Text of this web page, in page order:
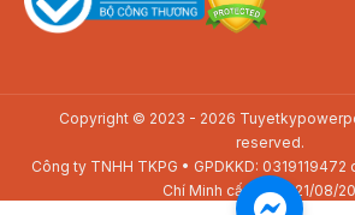
Copyright © 2023 - 2026
reserved.
Công ty TNHH TKPG • GPDKKD: 0319119472
Chí Minh cấp ngày 21/08/